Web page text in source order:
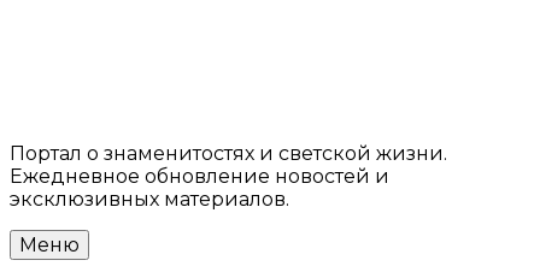
Портал о знаменитостях и светской жизни.
Ежедневное обновление новостей и
эксклюзивных материалов.
Меню